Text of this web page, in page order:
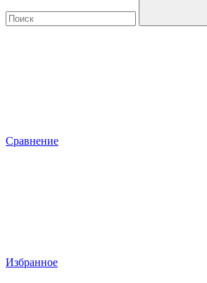
Сравнение
Избранное